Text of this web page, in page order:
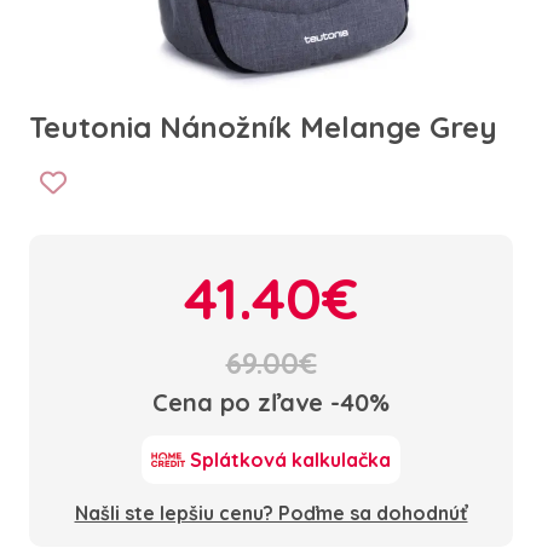
Teutonia Nánožník Melange Grey
41.40€
69.00€
Cena po zľave -40%
Splátková kalkulačka
Našli ste lepšiu cenu? Poďme sa dohodnúť